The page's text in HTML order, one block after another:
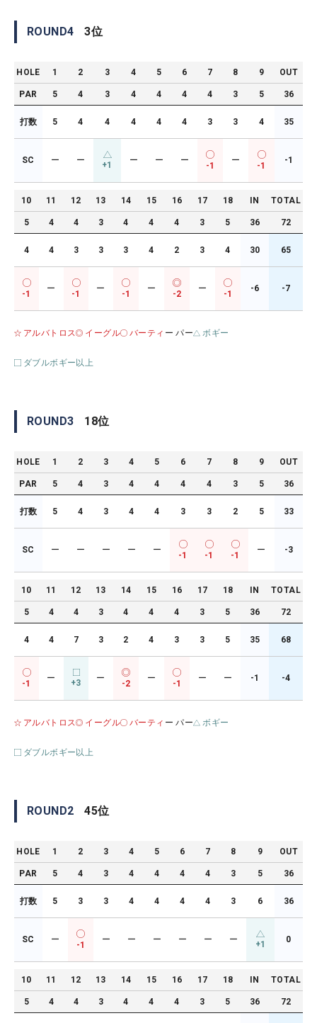
ROUND4 3位
HOLE 1 2 3 4 5 6 7 8 9 OUT
PAR 5 4 3 4 4 4 4 3 5 36
打数 5 4 4 4 4 4 3 3 4 35
SC ー ー +1 ー ー ー
-1
ー
-1
-1
10 11 12 13 14 15 16 17 18 IN TOTAL
5 4 4 3 4 4 4 3 5 36 72
4 4 3 3 3 4 2 3 4 30 65
-1
ー
-1
ー
-1
ー
-2
ー
-1
-6 -7
アルバトロス イーグル バーティ ー パー ボギー
ダブルボギー以上
ROUND3 18位
HOLE 1 2 3 4 5 6 7 8 9 OUT
PAR 5 4 3 4 4 4 4 3 5 36
打数 5 4 3 4 4 3 3 2 5 33
SC ー ー ー ー ー
-1 -1 -1
ー -3
10 11 12 13 14 15 16 17 18 IN TOTAL
5 4 4 3 4 4 4 3 5 36 72
4 4 7 3 2 4 3 3 5 35 68
-1
ー +3 ー
-2
ー
-1
ー ー -1 -4
アルバトロス イーグル バーティ ー パー ボギー
ダブルボギー以上
ROUND2 45位
HOLE 1 2 3 4 5 6 7 8 9 OUT
PAR 5 4 3 4 4 4 4 3 5 36
打数 5 3 3 4 4 4 4 3 6 36
SC ー
-1
ー ー ー ー ー ー +1 0
10 11 12 13 14 15 16 17 18 IN TOTAL
5 4 4 3 4 4 4 3 5 36 72